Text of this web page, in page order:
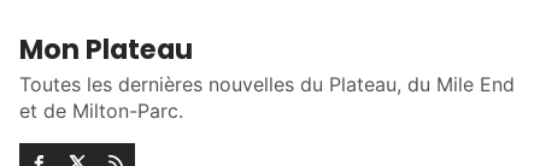
Mon Plateau
Toutes les dernières nouvelles du Plateau, du Mile End
et de Milton-Parc.